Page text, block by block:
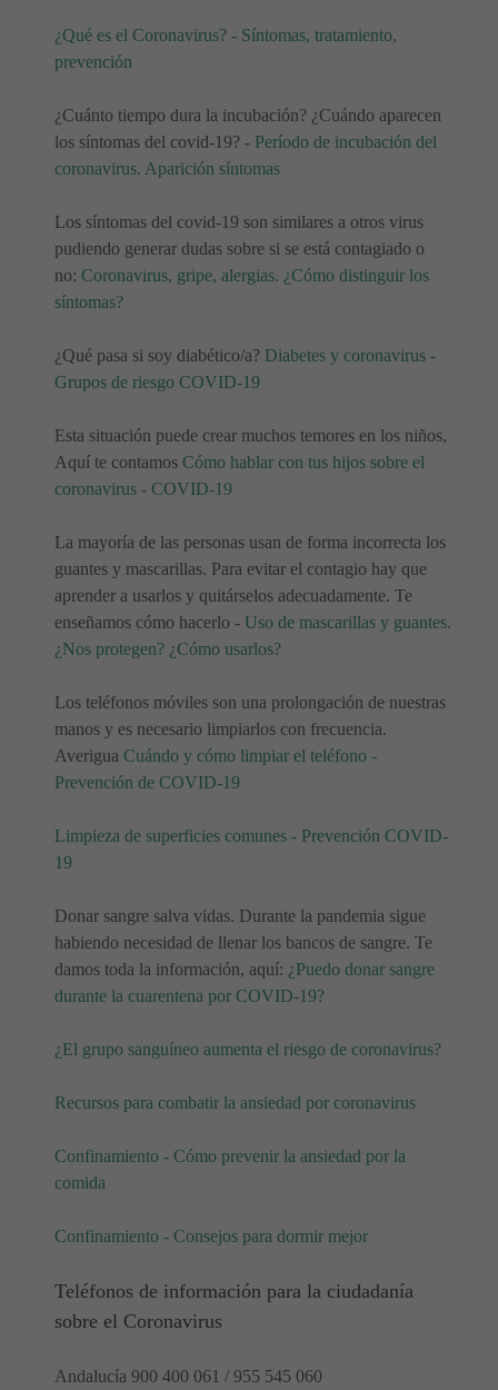
¿Qué es el Coronavirus? - Síntomas, tratamiento,
prevención
¿Cuánto tiempo dura la incubación? ¿Cuándo aparecen
los síntomas del covid-19? - Período de incubación del
coronavirus. Aparición síntomas
Los síntomas del covid-19 son similares a otros virus
pudiendo generar dudas sobre si se está contagiado o
no: Coronavirus, gripe, alergias. ¿Cómo distinguir los
síntomas?
¿Qué pasa si soy diabético/a? Diabetes y coronavirus -
Grupos de riesgo COVID-19
Esta situación puede crear muchos temores en los niños,
Aquí te contamos Cómo hablar con tus hijos sobre el
coronavirus - COVID-19
La mayoría de las personas usan de forma incorrecta los
guantes y mascarillas. Para evitar el contagio hay que
aprender a usarlos y quitárselos adecuadamente. Te
enseñamos cómo hacerlo - Uso de mascarillas y guantes.
¿Nos protegen? ¿Cómo usarlos?
Los teléfonos móviles son una prolongación de nuestras
manos y es necesario limpiarlos con frecuencia.
Averigua Cuándo y cómo limpiar el teléfono -
Prevención de COVID-19
Limpieza de superficies comunes - Prevención COVID-
19
Donar sangre salva vidas. Durante la pandemia sigue
habiendo necesidad de llenar los bancos de sangre. Te
damos toda la información, aquí: ¿Puedo donar sangre
durante la cuarentena por COVID-19?
¿El grupo sanguíneo aumenta el riesgo de coronavirus?
Recursos para combatir la ansiedad por coronavirus
Confinamiento - Cómo prevenir la ansiedad por la
comida
Confinamiento - Consejos para dormir mejor
Teléfonos de información para la ciudadanía
sobre el Coronavirus
Andalucía 900 400 061 / 955 545 060